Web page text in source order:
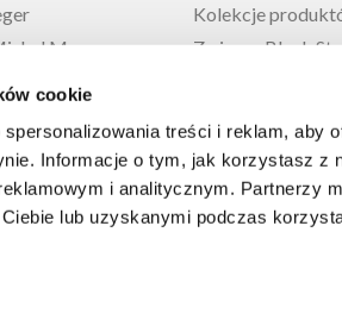
cookie
treści i reklam, aby
Informacje o tym, jak korzystasz z
i analitycznym. Partnerzy
lub uzyskanymi podczas
Moran
Kolekcje
Zwieger Black
Zwieger Vesna